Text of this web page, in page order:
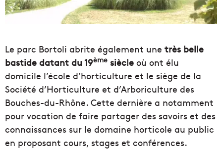
Le parc Bortoli abrite également une très belle
bastide datant du 19ème siècle où ont élu
domicile l’école d’horticulture et le siège de la
Société d’Horticulture et d’Arboriculture des
Bouches-du-Rhône. Cette dernière a notamment
pour vocation de faire partager des savoirs et des
connaissances sur le domaine horticole au public
en proposant cours, stages et conférences.